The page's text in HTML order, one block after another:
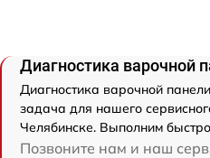
Диагностика варочной
Диагностика варочной
задача для нашего
Челябинске. Выполним
Позвоните нам и наш